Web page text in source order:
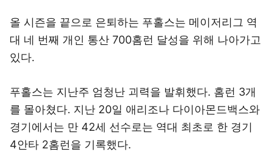
올 시즌을 끝으로 은퇴하는 푸홀스는 메이저리그 역
대 네 번째 개인 통산 700홈런 달성을 위해 나아가고
있다.
푸홀스는 지난주 엄청난 괴력을 발휘했다. 홈런 3개
를 몰아쳤다. 지난 20일 애리조나 다이아몬드백스와
경기에서는 만 42세 선수로는 역대 최초로 한 경기
4안타 2홈런을 기록했다.